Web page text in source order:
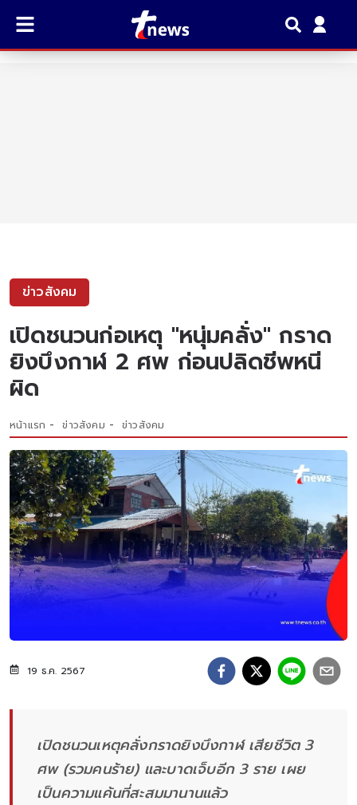
ข่าวสังคม
เปิดชนวนก่อเหตุ "หนุ่มคลั่ง" กราด
ยิงบึงกาฬ 2 ศพ ก่อนปลิดชีพหนี
ผิด
หน้าแรก ข่าวสังคม ข่าวสังคม
19 ธ.ค. 2567
เปิดชนวนเหตุคลั่งกราดยิงบึงกาฬ เสียชีวิต 3
ศพ (รวมคนร้าย) และบาดเจ็บอีก 3 ราย เผย
เป็นความแค้นที่สะสมมานานแล้ว